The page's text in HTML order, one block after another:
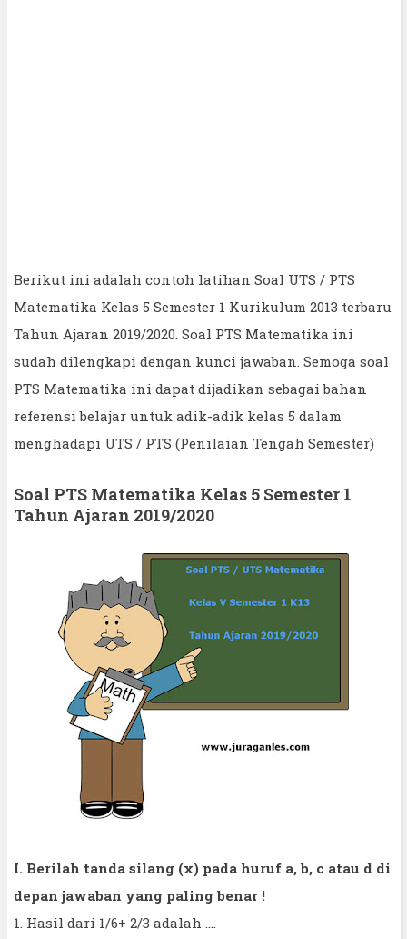
Berikut ini adalah contoh latihan Soal UTS / PTS
Matematika Kelas 5 Semester 1 Kurikulum 2013 terbaru
Tahun Ajaran 2019/2020. Soal PTS Matematika ini
sudah dilengkapi dengan kunci jawaban. Semoga soal
PTS Matematika ini dapat dijadikan sebagai bahan
referensi belajar untuk adik-adik kelas 5 dalam
menghadapi UTS / PTS (Penilaian Tengah Semester)
Soal PTS Matematika Kelas 5 Semester 1
Tahun Ajaran 2019/2020
I. Berilah tanda silang (x) pada huruf a, b, c atau d di
depan jawaban yang paling benar !
1. Hasil dari 1/6+ 2/3 adalah ....